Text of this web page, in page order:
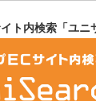
ト内検索「ユニ